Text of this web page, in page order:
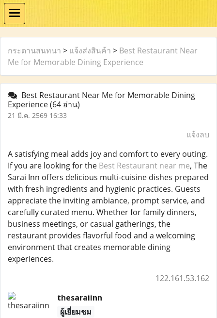
กระดานสนทนา > แจ้งส่งสินค้า > Best Restaurant Near
Me for Memorable Dining Experience
Best Restaurant Near Me for Memorable Dining
Experience(64 อ่าน)
21 มี.ค. 2569 16:33
แจ้งลบ
A satisfying meal adds joy and comfort to every outing.
If you are looking for the Best Restaurant near me, The
Sarai Inn offers delicious multi-cuisine dishes prepared
with fresh ingredients and hygienic practices. Guests
appreciate the inviting ambiance, prompt service, and
carefully curated menu. Whether for family dinners,
business meetings, or casual gatherings, the
restaurant provides flavorful food and a welcoming
environment that creates memorable dining
experiences.
122.161.53.162
thesaraiinn
ผู้เยี่ยมชม